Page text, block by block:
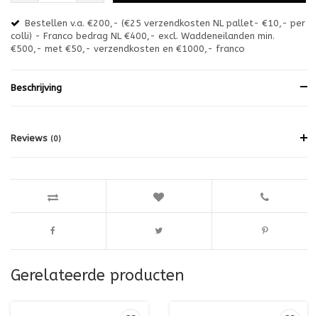
Bestellen v.a. €200,- (€25 verzendkosten NL pallet- €10,- per
colli) - Franco bedrag NL €400,- excl. Waddeneilanden min.
€500,- met €50,- verzendkosten en €1000,- franco
Beschrijving
Reviews (0)
Gerelateerde producten